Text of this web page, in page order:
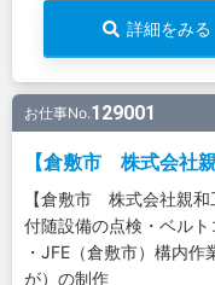
詳細をみる
お仕事No.129001
【倉敷市 株式会社
【倉敷市 株式会社親
付随設備の点検・ベル
・JFE（倉敷市）構内
が）の制作